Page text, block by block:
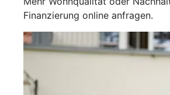
Finanzierung online anfragen.